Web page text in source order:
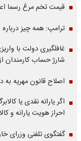
قیمت تخم مرغ رسما
ترامپ: همه چیز
شارژ حساب کارمندان
اصلاح قانون مهریه
اگر یارانه نقدی یا
احراز هویت یارانه و
گفتگوی تلفنی وزرای